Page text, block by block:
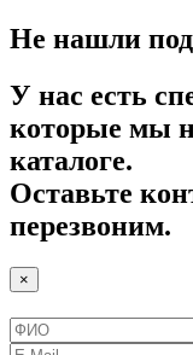
Не нашли
У нас есть
которые мы
каталоге.
Оставьте
перезвоним.
×